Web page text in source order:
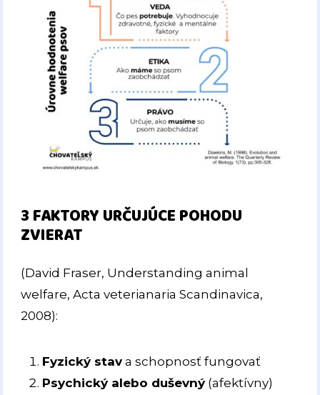
3 FAKTORY URČUJÚCE POHODU
ZVIERAT
(David Fraser, Understanding animal
welfare, Acta veterianaria Scandinavica,
2008):
Fyzický stava schopnosť fungovať
Psychický alebo duševný(afektívny)